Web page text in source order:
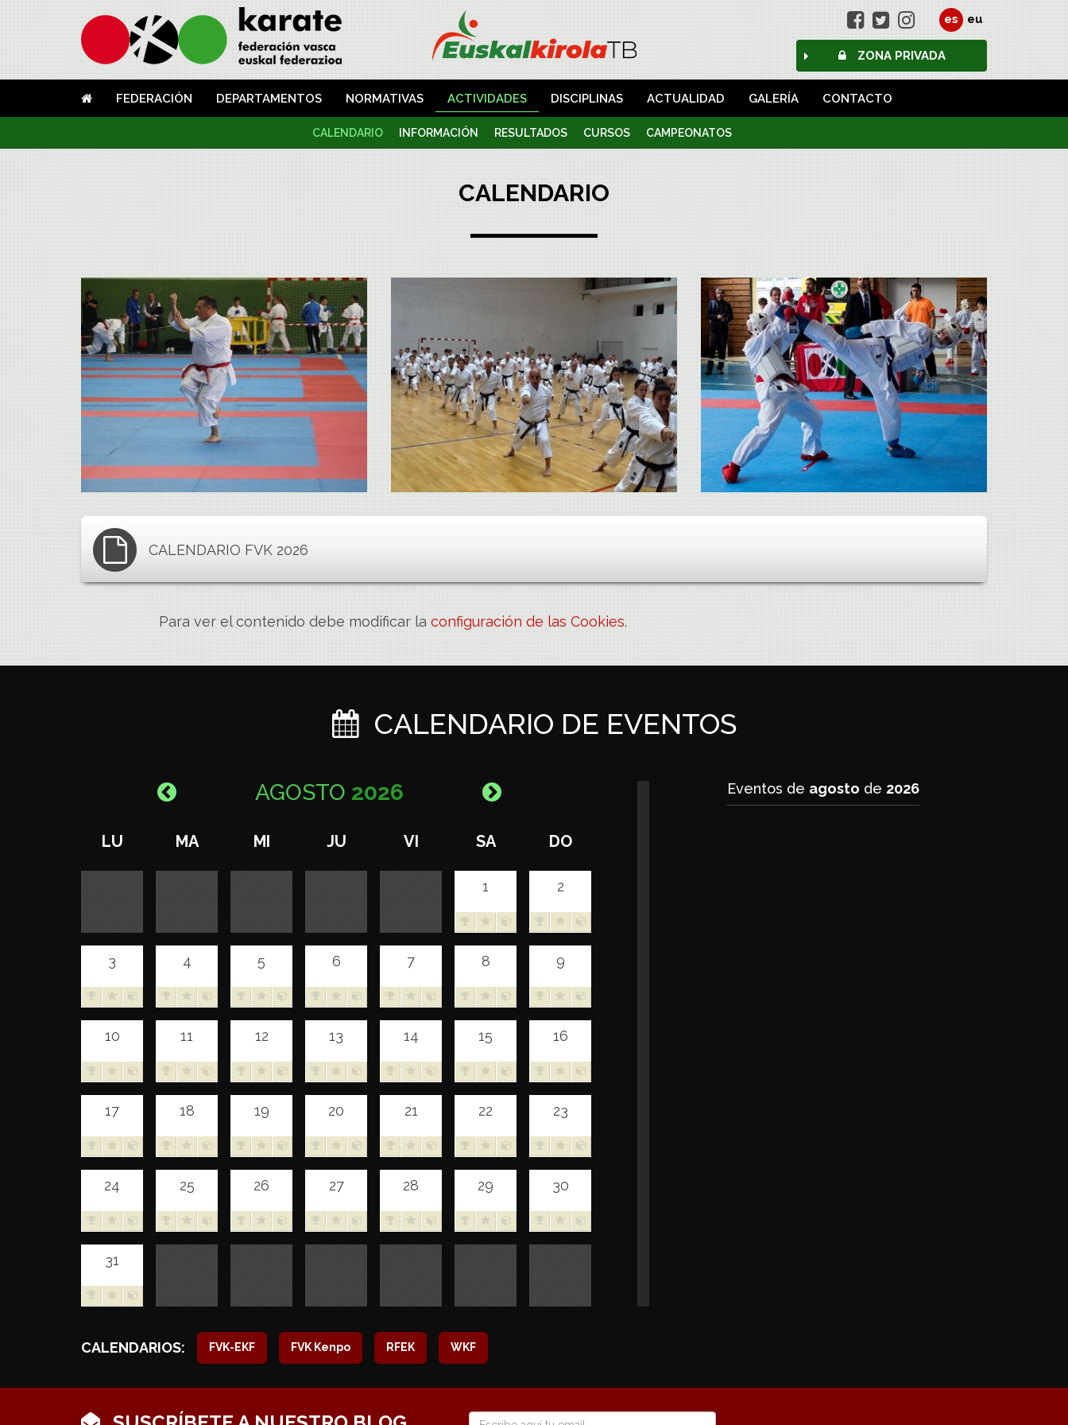
es eu
ZONA PRIVADA
FEDERACIÓN DEPARTAMENTOS NORMATIVAS ACTIVIDADES DISCIPLINAS ACTUALIDAD GALERÍA CONTACTO
CALENDARIO INFORMACIÓN RESULTADOS CURSOS CAMPEONATOS
CALENDARIO
CALENDARIO FVK 2026
Para ver el contenido debe modificar laconfiguración de las Cookies.
CALENDARIO DE EVENTOS
AGOSTO 2026
LU MA MI JU VI SA DO
1 2
3 4 5 6 7 8 9
10 11 12 13 14 15 16
17 18 19 20 21 22 23
24 25 26 27 28 29 30
31
Eventos de agosto de 2026
CALENDARIOS: FVK-EKF FVK Kenpo RFEK WKF